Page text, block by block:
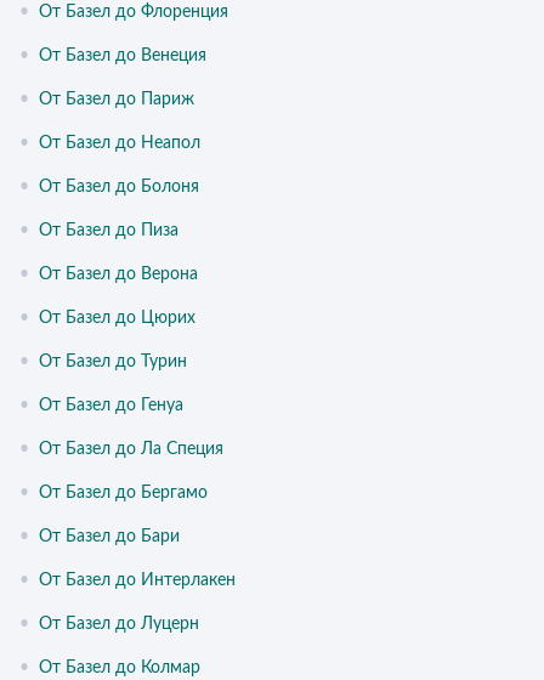
• От Базел до Флоренция
• От Базел до Венеция
• От Базел до Париж
• От Базел до Неапол
• От Базел до Болоня
• От Базел до Пиза
• От Базел до Верона
• От Базел до Цюрих
• От Базел до Турин
• От Базел до Генуа
• От Базел до Ла Специя
• От Базел до Бергамо
• От Базел до Бари
• От Базел до Интерлакен
• От Базел до Луцерн
• От Базел до Колмар